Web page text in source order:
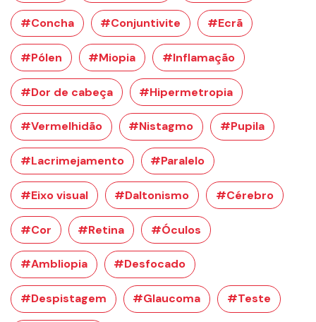
#Concha #Conjuntivite #Ecrã
#Pólen #Miopia #Inflamação
#Dor de cabeça #Hipermetropia
#Vermelhidão #Nistagmo #Pupila
#Lacrimejamento #Paralelo
#Eixo visual #Daltonismo #Cérebro
#Cor #Retina #Óculos
#Ambliopia #Desfocado
#Despistagem #Glaucoma #Teste